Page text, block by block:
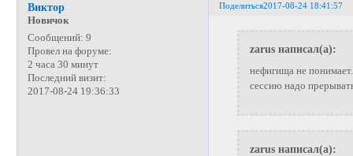
Поделиться2017-08-24 18:41:57
Виктор
Новичок
Сообщений: 9
Провел на форуме:
2 часа 30 минут
Последний визит:
2017-08-24 19:36:33
zarus написал(а):
нефигища не
сессию надо
zarus написал(а):